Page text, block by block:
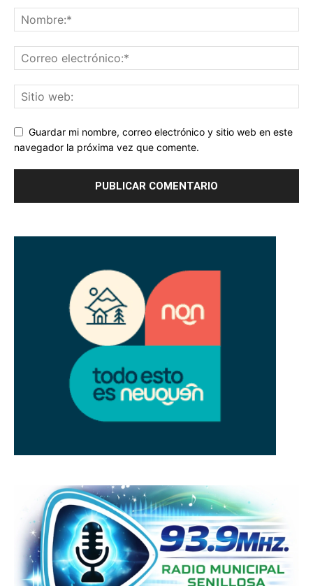
Guardar mi nombre, correo electrónico y sitio web en este
navegador la próxima vez que comente.